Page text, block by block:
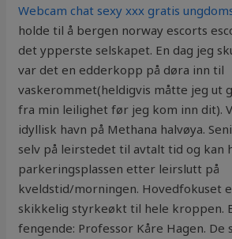
Webcam chat sexy xxx gratis
holde til å bergen norway escorts
det ypperste selskapet. En dag jeg
var det en edderkopp på døra inn til
vaskerommet(heldigvis måtte jeg ut
fra min leilighet før jeg kom inn dit).
idyllisk havn på Methana halvøya.
selv på leirstedet til avtalt tid og kan
parkeringsplassen etter leirslutt på
kveldstid/morningen. Hovedfokuset
skikkelig styrkeøkt til hele kroppen.
fengende: Professor Kåre Hagen. De